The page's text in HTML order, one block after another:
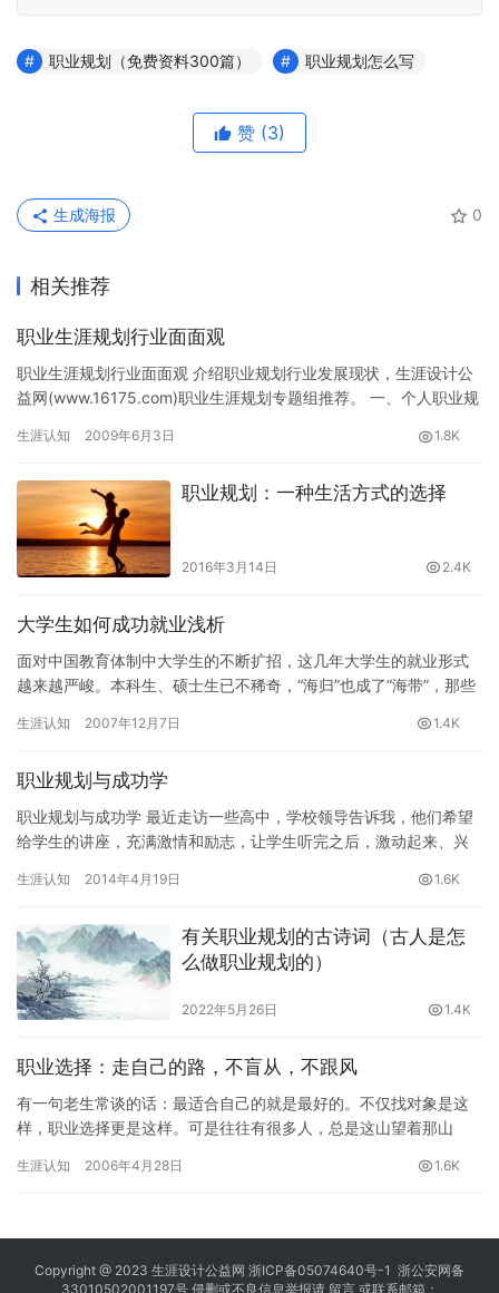
职业规划（免费资料300篇） 职业规划怎么写
赞 (3)
0
生成海报
相关推荐
职业生涯规划行业面面观
职业生涯规划行业面面观 介绍职业规划行业发展现状，生涯设计公
益网(www.16175.com)职业生涯规划专题组推荐。 一、个人职业规
生涯认知 2009年6月3日 1.8K
职业规划：一种生活方式的选择
2016年3月14日 2.4K
大学生如何成功就业浅析
面对中国教育体制中大学生的不断扩招，这几年大学生的就业形式
越来越严峻。本科生、硕士生已不稀奇，“海归”也成了“海带”，那些
生涯认知 2007年12月7日 1.4K
职业规划与成功学
职业规划与成功学 最近走访一些高中，学校领导告诉我，他们希望
给学生的讲座，充满激情和励志，让学生听完之后，激动起来、兴
理…
生涯认知 2014年4月19日 1.6K
有关职业规划的古诗词（古人是怎
么做职业规划的）
2022年5月26日 1.4K
职业选择：走自己的路，不盲从，不跟风
有一句老生常谈的话：最适合自己的就是最好的。不仅找对象是这
样，职业选择更是这样。可是往往有很多人，总是这山望着那山
无限，就…
生涯认知 2006年4月28日 1.6K
Copyright @ 2023 生涯设计公益网 浙ICP备05074640号-1 浙公安网备
33010502001197号 侵删或不良信息举报请 留言或联系邮箱：